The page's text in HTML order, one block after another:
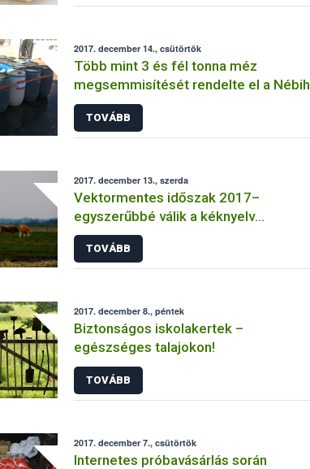
2017. december 14., csütörtök
Több mint 3 és fél tonna méz
megsemmisítését rendelte el a Nébih
TOVÁBB
2017. december 13., szerda
Vektormentes időszak 2017–
egyszerűbbé válik a kéknyelv
betegségre fogékony állatok
kiszállítása
TOVÁBB
2017. december 8., péntek
Biztonságos iskolakertek –
egészséges talajokon!
TOVÁBB
2017. december 7., csütörtök
Internetes próbavásárlás során